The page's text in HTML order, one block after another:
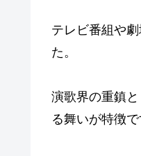
テレビ番組や
た。
演歌界の重鎮
る舞いが特徴で